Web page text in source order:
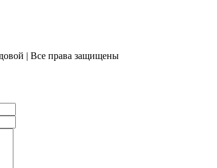
| Все права защищены